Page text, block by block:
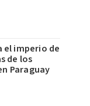
el imperio de
de los
Paraguay